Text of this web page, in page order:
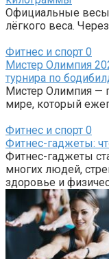
Официальные
лёгкого веса.
Фитнес и спорт 0
Мистер Олимпия
турнира по
Мистер Олимпия —
мире, который
Фитнес и спорт 0
Фитнес-гаджеты:
Фитнес-гаджеты
многих людей,
здоровье и